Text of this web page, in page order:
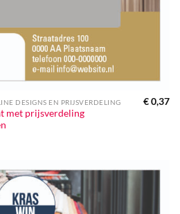
DESIGNS EN PRIJSVERDELING
met prijsverdeling
€0,37